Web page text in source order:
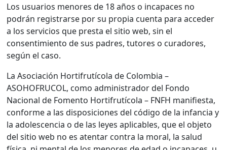
Los usuarios menores de 18 años o incapaces no
podrán registrarse por su propia cuenta para acceder
a los servicios que presta el sitio web, sin el
consentimiento de sus padres, tutores o curadores,
según el caso.
La Asociación Hortifrutícola de Colombia –
ASOHOFRUCOL, como administrador del Fondo
Nacional de Fomento Hortifrutícola – FNFH manifiesta,
conforme a las disposiciones del código de la infancia y
la adolescencia o de las leyes aplicables, que el objeto
del sitio web no es atentar contra la moral, la salud